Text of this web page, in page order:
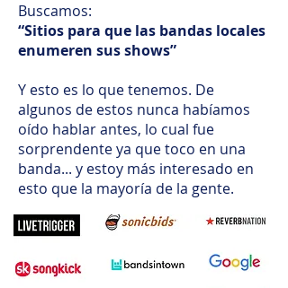
Buscamos:
“Sitios para que las bandas locales
enumeren sus shows”
Y esto es lo que tenemos. De
algunos de estos nunca habíamos
oído hablar antes, lo cual fue
sorprendente ya que toco en una
banda... y estoy más interesado en
esto que la mayoría de la gente.